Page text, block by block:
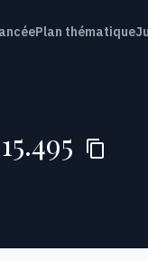
Plan thématique